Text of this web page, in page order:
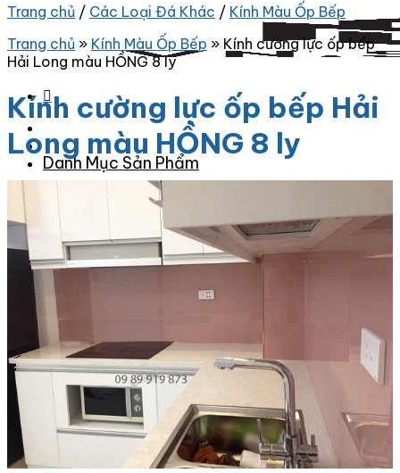
Danh Mục Sản Phẩm
Đá Granite
Đá Granite Màu Vàng
Đá Granite Màu Xám
Đá Granite Màu Đen
Đá Granite Màu Xanh
Đá Granite Màu Nâu
Đá Granite Màu Đỏ
Đá Travertine
Trang chủ / Các Loại Đá Khác / Kính Màu Ốp Bếp
Trang chủ » Kính Màu Ốp Bếp » Kính cường lực ốp bếp
Hải Long màu HỒNG 8 ly
Kính cường lực ốp bếp Hải
Long màu HỒNG 8 ly